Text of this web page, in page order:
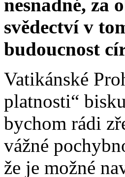
nesnadné, za
svědectví v
budoucnost
Vatikánské
platnosti“
bychom rádi
vážné
že je možné